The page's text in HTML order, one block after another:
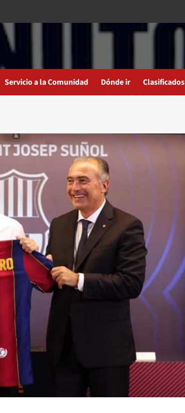
Servicio a la Comunidad Dónde ir Clasificados